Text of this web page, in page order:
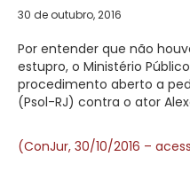
30 de outubro, 2016
Por entender que não
estupro, o Ministério
procedimento aberto a
(Psol-RJ) contra o ator
(ConJur, 30/10/2016 –